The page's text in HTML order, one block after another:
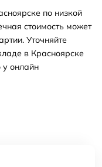
по низкой
стоимость может
Уточняйте
в Красноярске
онлайн